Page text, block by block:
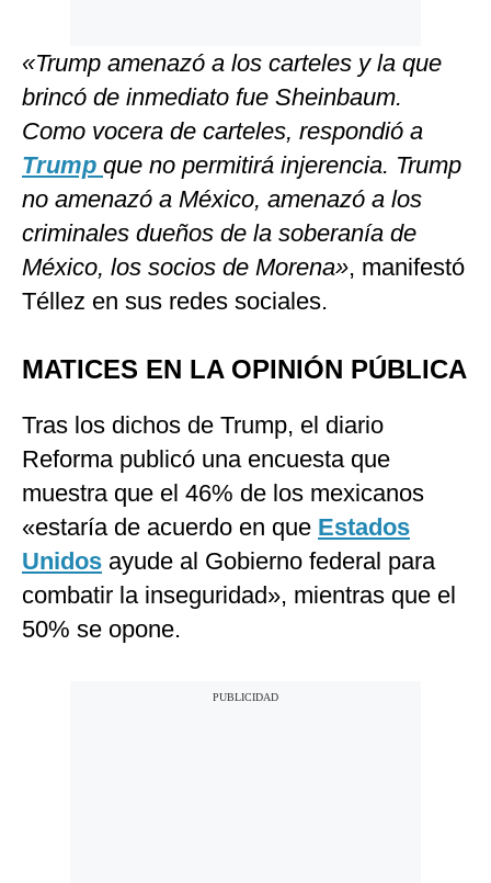
«Trump amenazó a los carteles y la que
brincó de inmediato fue Sheinbaum.
Como vocera de carteles, respondió a
Trump que no permitirá injerencia. Trump
no amenazó a México, amenazó a los
criminales dueños de la soberanía de
México, los socios de Morena», manifestó
Téllez en sus redes sociales.
MATICES EN LA OPINIÓN PÚBLICA
Tras los dichos de Trump, el diario
Reforma publicó una encuesta que
muestra que el 46% de los mexicanos
«estaría de acuerdo en que Estados
Unidos ayude al Gobierno federal para
combatir la inseguridad», mientras que el
50% se opone.